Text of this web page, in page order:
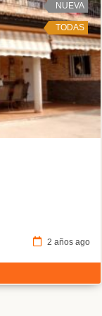
NUEVA
TODAS
2 años ago